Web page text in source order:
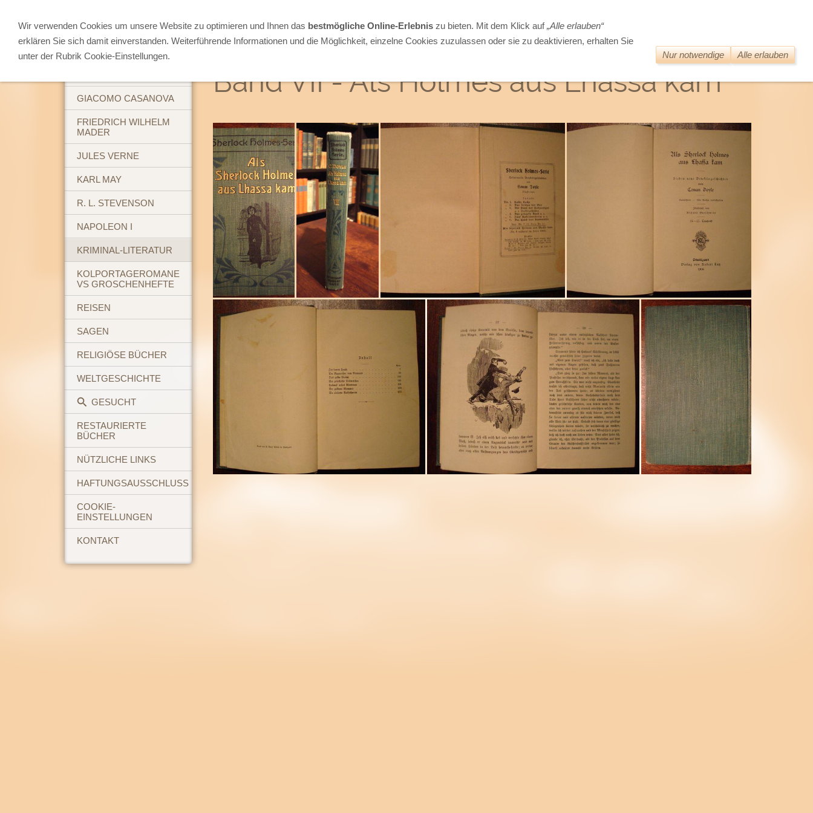
ABENTEUERBÜCHER
GIACOMO CASANOVA
FRIEDRICH WILHELM
MADER
JULES VERNE
KARL MAY
R. L. STEVENSON
NAPOLEON I
KRIMINAL-LITERATUR
KOLPORTAGEROMANE
VS GROSCHENHEFTE
REISEN
SAGEN
RELIGIÖSE BÜCHER
WELTGESCHICHTE
GESUCHT
RESTAURIERTE
BÜCHER
NÜTZLICHE LINKS
HAFTUNGSAUSSCHLUSS
COOKIE-
EINSTELLUNGEN
KONTAKT
Band VII - Als Holmes aus Lhassa kam
Wir verwenden Cookies um unsere Website zu optimieren und Ihnen das bestmögliche Online-Erlebnis zu bieten. Mit dem Klick auf„Alle erlauben“
erklären Sie sich damit einverstanden. Weiterführende Informationen und die Möglichkeit, einzelne Cookies zuzulassen oder sie zu deaktivieren, erhalten Sie
unter der Rubrik Cookie-Einstellungen.
Nur notwendige Alle erlauben